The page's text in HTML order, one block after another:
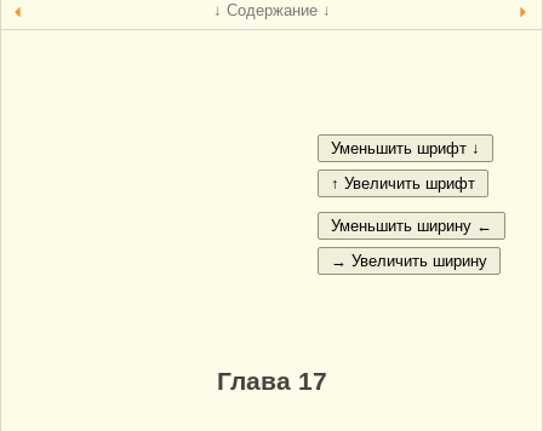
↓ Содержание ↓
Глава 17